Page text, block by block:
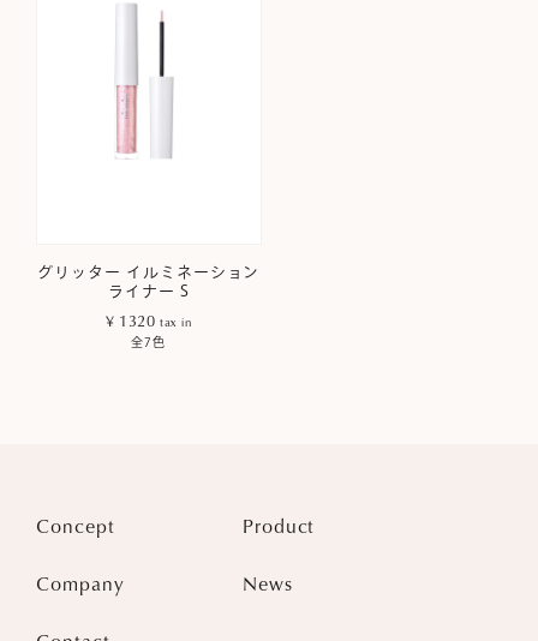
グリッター イルミネーション
ライナー S
¥ 1320 tax in
全7色
Concept Product
Company News